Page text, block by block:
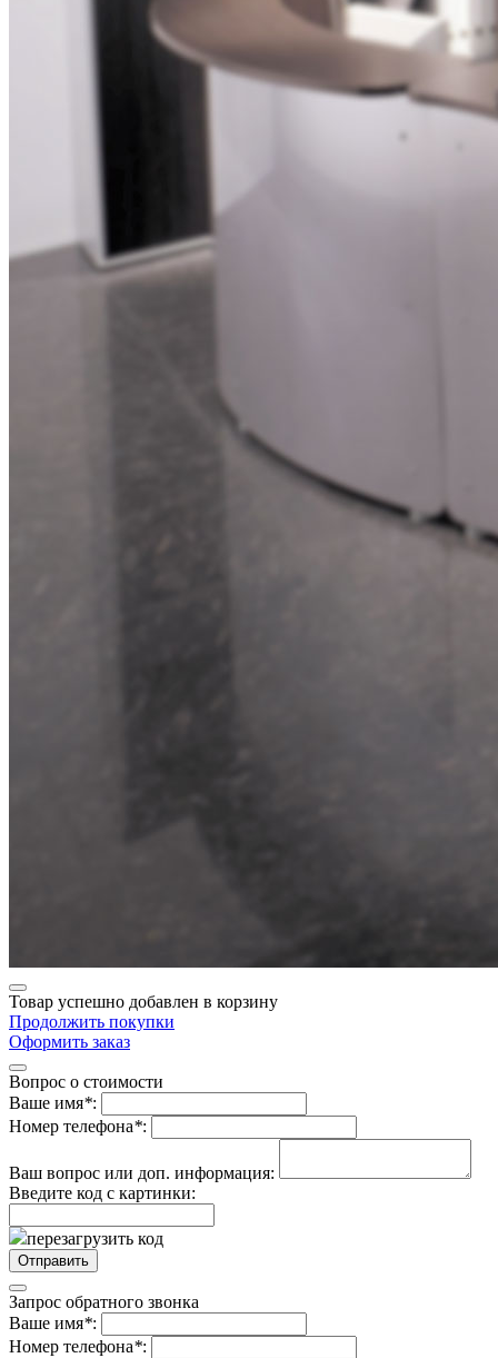
Товар успешно добавлен в корзину
Продолжить покупки
Оформить заказ
Вопрос о стоимости
Ваше имя*:
Номер телефона*:
Ваш вопрос или доп. информация:
Введите код с картинки:
перезагрузить код
Запрос обратного звонка
Ваше имя*:
Номер телефона*: